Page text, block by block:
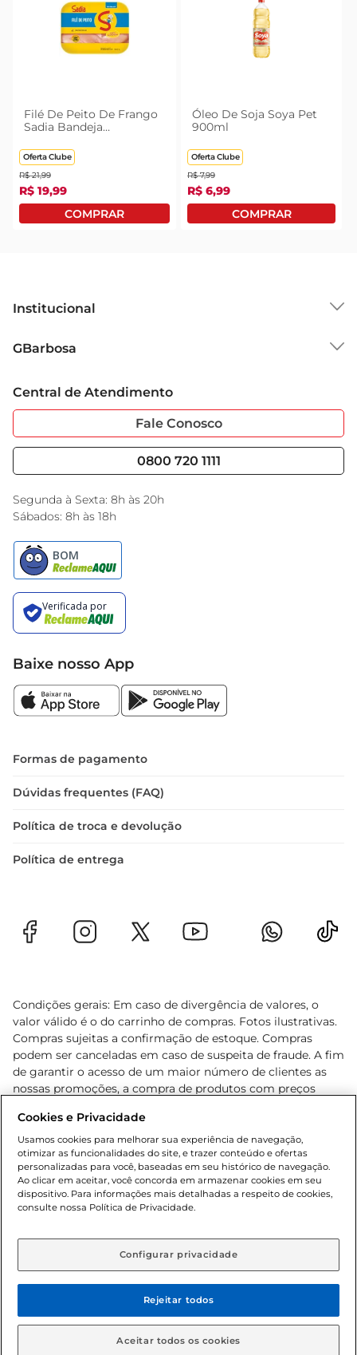
Filé De Peito De Frango
Sadia Bandeja
Oferta Clube
R$ 21,99
R$ 19,99
Óleo De Soja Soya Pet
900ml
Oferta Clube
R$ 7,99
R$ 6,99
Institucional
Grupo Cencosud
Sobre Privacidade
Portal do Fornecedo
Nossas Lojas
GBarbosa
Garantia Estendida
Serviços
Black Friday
Encarte do Dia
Central de Atendimento
Fale Conosco
0800 720 1111
Segunda à Sexta: 8h às 20h
Sábados: 8h às 18h
Baixe nosso App
Formas de pagamento
Dúvidas frequentes (FAQ)
Política de troca e devolução
Política de entrega
Condições gerais: Em caso de divergência de valores, o
valor válido é o do carrinho de compras. Fotos ilustrativas.
Compras sujeitas a confirmação de estoque. Compras
podem ser canceladas em caso de suspeita de fraude. A fim
de garantir o acesso de um maior número de clientes as
nossas promoções, a compra de produtos com preços
cliente. Os preços, ofertas e condições são exclusivos para
o e-commerce e válidos durante o dia de hoje, podendo
sofrer alterações sem prévia notificação. Proibida a venda
de bebidas alcoólicas para menores de 18 anos, conforme
Lei n.º 8069/90, art. 81, inciso II (Estatuto da Criança e do
Adolescente). Preços e condições exclusivos para o
aviso prévio. O valor mínimo para as compras on-line é de
© 2026 Copyright. Todos os direitos
reservados Gbarbosa.
Cookies e Privacidade
Usamos cookies para melhorar sua experiência de navegação,
otimizar as funcionalidades do site, e trazer conteúdo e ofertas
personalizadas para você, baseadas em seu histórico de navegação.
Ao clicar em aceitar, você concorda em armazenar cookies em seu
dispositivo. Para informações mais detalhadas a respeito de cookies,
consulte nossa Política de Privacidade.
Configurar privacidade
Rejeitar todos
Aceitar todos os cookies